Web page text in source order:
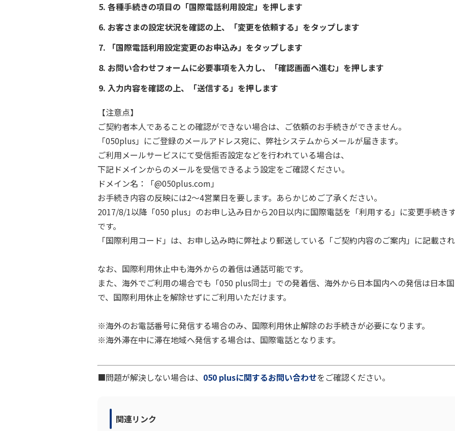
各種手続きの項目の「国際電話利用設定」を押します
お客さまの設定状況を確認の上、「変更を依頼する」をタップします
「国際電話利用設定変更のお申込み」をタップします
お問い合わせフォームに必要事項を入力し、「確認画面へ進む」を押します
入力内容を確認の上、「送信する」を押します
【注意点】
ご契約者本人であることの確認ができない場合は、ご依頼のお手続きができません。
「050plus」にご登録のメールアドレス宛に、弊社システムからメールが届きます。
ご利用メールサービスにて受信拒否設定などを行われている場合は、
下記ドメインからのメールを受信できるよう設定をご確認ください。
ドメイン名：「@050plus.com」
お手続き内容の反映には2～4営業日を要します。あらかじめご了承ください。
2017/8/1以降「050 plus」のお申し込み日から20日以内に国際電話を「利用する」に変更手続き
です。
「国際利用コード」は、お申し込み時に弊社より郵送している「ご契約内容のご案内」に記載され
なお、国際利用休止中も海外からの着信は通話可能です。
また、海外でご利用の場合でも「050 plus同士」での発着信、海外から日本国内への発信は日本
で、国際利用休止を解除せずにご利用いただけます。
※海外のお電話番号に発信する場合のみ、国際利用休止解除のお手続きが必要になります。
※海外滞在中に滞在地域へ発信する場合は、国際電話となります。
■問題が解決しない場合は、 050 plusに関するお問い合わせをご確認ください。
関連リンク